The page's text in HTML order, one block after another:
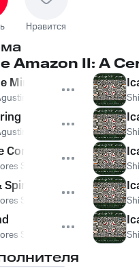
Нравится
Amazon II: A
Mind & Body
Fernandez
Fernandez
Sinuiri Herlinda Agustin
Sinuiri
Sinuiri